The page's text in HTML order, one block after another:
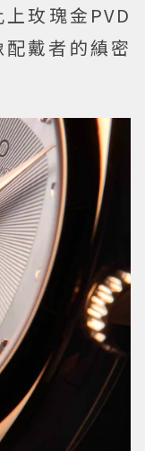
玫瑰金PVD
戴者的縝密